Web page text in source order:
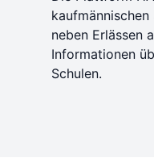
neben Erlässen
Informationen
Schulen.